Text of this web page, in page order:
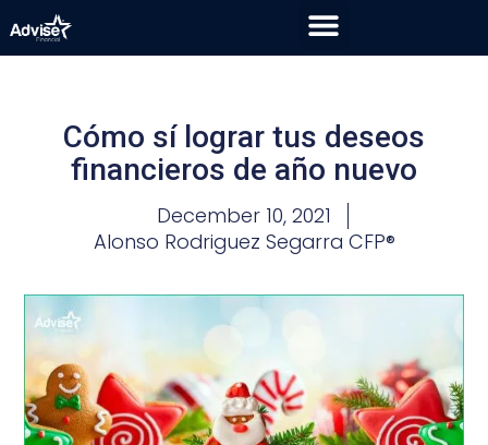
Cómo sí lograr tus deseos
financieros de año nuevo
December 10, 2021
Alonso Rodriguez Segarra CFP®